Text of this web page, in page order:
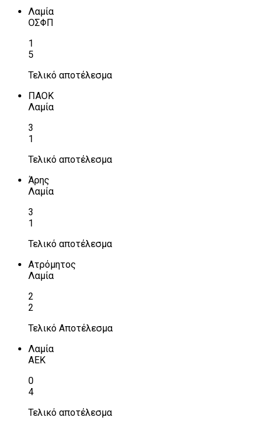
Λαμία
ΟΣΦΠ
1
5
Τελικό αποτέλεσμα
ΠΑΟΚ
Λαμία
3
1
Τελικό αποτέλεσμα
Άρης
Λαμία
3
1
Τελικό αποτέλεσμα
Ατρόμητος
Λαμία
2
2
Τελικό Αποτέλεσμα
Λαμία
ΑΕΚ
0
4
Τελικό αποτέλεσμα